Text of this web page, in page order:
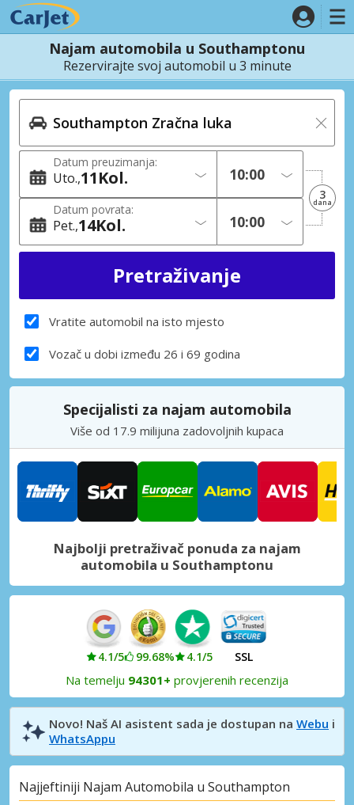
Najam automobila u Southamptonu
Rezervirajte svoj automobil u 3 minute
Datum preuzimanja:
Uto. 11Kol.
Datum povrata:
Pet. 14Kol.
3
dana
Vratite automobil na isto mjesto
Vozač u dobi između 26 i 69 godina
Specijalisti za najam automobila
Više od 17.9 milijuna zadovoljnih kupaca
Najbolji pretraživač ponuda za najam
automobila u Southamptonu
4.1/5 99.68% 4.1/5 SSL
Na temelju 94301+ provjerenih recenzija
Novo! Naš AI asistent sada je dostupan na Webu i
WhatsAppu
Najjeftiniji Najam Automobila u Southampton